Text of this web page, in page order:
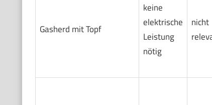
Gasherd mit Topf
keine
elektrische
Leistung
nötig
nicht